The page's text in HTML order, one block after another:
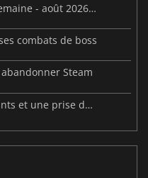
Sorties de jeux vidéo de cette semaine - août 2026 (semaine 32)
combats de boss
Steam
Des cartes de logiciels malveillants et une prise de contrôle de Discord ont touché Meccha Chameleon